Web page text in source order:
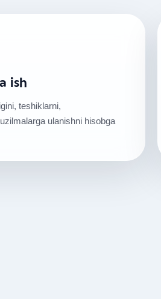
ish
teshiklarni,
ulanishni hisobga